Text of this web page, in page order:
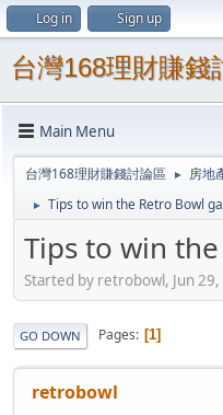
Log in Sign up
台灣168理財賺錢
Main Menu
台灣168理財賺錢討論區 ► 房地
► Tips to win the Retro Bowl
Tips to win
Started by retrobowl, Jun
GO DOWN Pages 1
retrobowl